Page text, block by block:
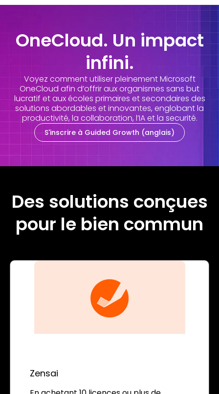
OneCloud. Un impact
infini.
Voyez comment utiliser pleinement Microsoft
OneCloud afin d’offrir aux organismes sans but
lucratif et aux écoles primaires et secondaires des
solutions abordables et innovantes, englobant la
productivité, la collaboration, l’IA et la securité.
S'inscrire à Guided Growth (anglais)
Des solutions conçues
pour le bien commun
Zensai